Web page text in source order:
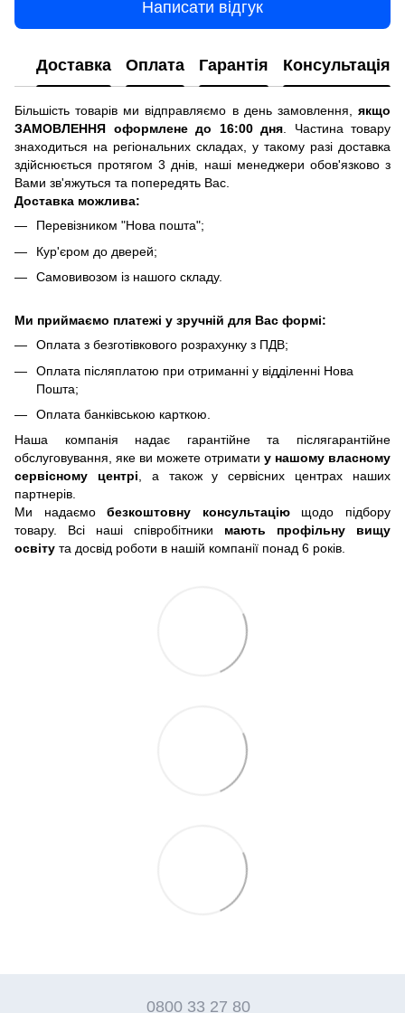
Написати відгук
Доставка Оплата Гарантія Консультація
Більшість товарів ми відправляємо в день замовлення, якщо
ЗАМОВЛЕННЯ оформлене до 16:00 дня . Частина товару
знаходиться на регіональних складах, у такому разі доставка
здійснюється протягом 3 днів, наші менеджери обов'язково з
Вами зв'яжуться та попередять Вас.
Доставка можлива:
Перевізником "Нова пошта";
Кур'єром до дверей;
Самовивозом із нашого складу.
Ми приймаємо платежі у зручній для Вас формі:
Оплата з безготівкового розрахунку з ПДВ;
Оплата післяплатою при отриманні у відділенні Нова
Пошта;
Оплата банківською карткою.
Наша компанія надає гарантійне та післягарантійне
обслуговування, яке ви можете отримати у нашому власному
сервісному центрі, а також у сервісних центрах наших
партнерів.
Ми надаємобезкоштовну консультаціющодо підбору
товару. Всі наші співробітники мають профільну вищу
освіту та досвід роботи в нашій компанії понад 6 років.
0800 33 27 80